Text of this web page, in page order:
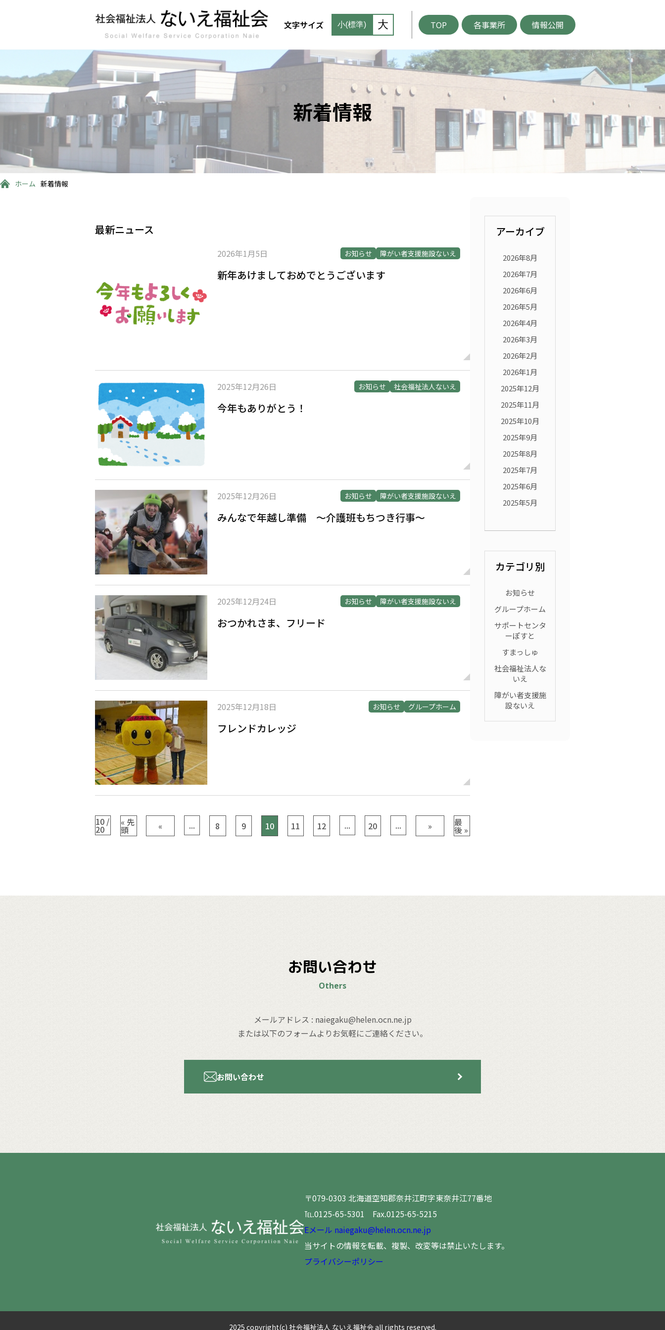
文字サイズ 小(標準) 大 TOP 各事業所 情報公開
新着情報
ホーム 新着情報
最新ニュース
2026年1月5日 お知らせ 障がい者支援施設ないえ
新年あけましておめでとうございます
2025年12月26日 お知らせ 社会福祉法人ないえ
今年もありがとう！
2025年12月26日 お知らせ 障がい者支援施設ないえ
みんなで年越し準備 ～介護班もちつき行事～
2025年12月24日 お知らせ 障がい者支援施設ないえ
おつかれさま、フリード
2025年12月18日 お知らせ グループホーム
フレンドカレッジ
10 /
20
« 先
頭 « ... 8 9 10 11 12 ... 20 ... » 最
後 »
アーカイブ
2026年8月
2026年7月
2026年6月
2026年5月
2026年4月
2026年3月
2026年2月
2026年1月
2025年12月
2025年11月
2025年10月
2025年9月
2025年8月
2025年7月
2025年6月
2025年5月
カテゴリ別
お知らせ
グループホーム
サポートセンタ
ーぽすと
すまっしゅ
社会福祉法人な
いえ
障がい者支援施
設ないえ
お問い合わせ
Others
メールアドレス : naiegaku@helen.ocn.ne.jp
または以下のフォームよりお気軽にご連絡ください。
お問い合わせ
〒079-0303 北海道空知郡奈井江町字東奈井江77番地
℡.0125-65-5301 Fax.0125-65-5215
Eメール naiegaku@helen.ocn.ne.jp
当サイトの情報を転載、複製、改変等は禁止いたします。
プライバシーポリシー
2025 copyright(c) 社会福祉法人 ないえ福祉会 all rights reserved.